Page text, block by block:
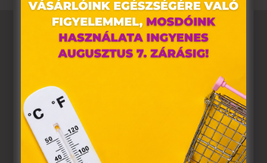
Weboldalunkon „cookie"-kat (továbbiakban „süti")
alkalmazunk. Ezek olyan fájlok, melyek információt
tárolnak webes böngészőjében. Ehhez az Ön
hozzájárulása szükséges.
A „sütiket" az elektronikus hírközlésről szóló 2003. évi C.
törvény, az elektronikus kereskedelmi szolgáltatások, az
információs társadalommal összefüggő szolgáltatások
egyes kérdéseiről szóló 2001. évi CVIII. törvény, valamint
az Európai Unió előírásainak megfelelően használjuk.
Azon weblapoknak, melyek az Európai Unió országain
belül működnek, a „sütik" használatához, és ezeknek a
felhasználó számítógépén vagy egyéb eszközén történő
tárolásához a felhasználók hozzájárulását kell kérniük.